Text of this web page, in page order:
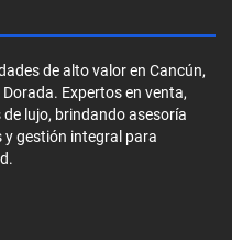
de alto valor en Cancún,
Expertos en venta,
lujo, brindando asesoría
gestión integral para